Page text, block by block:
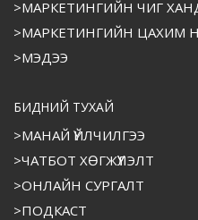
>МАРКЕТИНГИЙН ЧИГ
>МАРКЕТИНГИЙН ЦАХИМ
>МЭДЭЭ
БИДНИЙ ТУХАЙ
>МАНАЙ ҮЙЛЧИЛГЭЭ
>ЧАТБОТ ХӨГЖҮҮЛЭЛТ
>ОНЛАЙН СУРГАЛТ
>ПОДКАСТ